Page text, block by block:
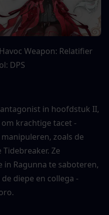
Weapon: Relatifier
DPS
in hoofdstuk II,
krachtige tacet -
zoals de
Ze
in Ragunna te saboteren,
diepe en collega -